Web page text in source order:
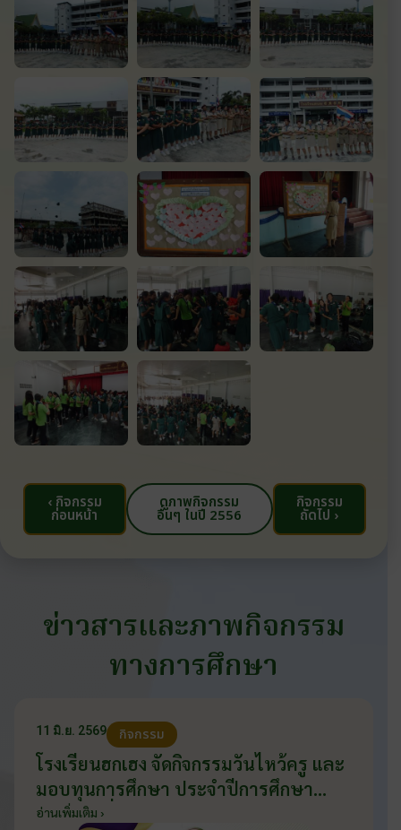
‹ กิจกรรม
ก่อนหน้า
ดูภาพกิจกรรม
อื่นๆ ในปี 2556
กิจกรรม
ถัดไป ›
ข่าวสารและภาพกิจกรรม
ทางการศึกษา
11 มิ.ย. 2569 กิจกรรม
โรงเรียนฮกเฮง จัดกิจกรรมวันไหว้ครู และ
มอบทุนการศึกษา ประจำปีการศึกษา
2569 วันที่ 11 มิถุนายน 2569
อ่านเพิ่มเติม ›